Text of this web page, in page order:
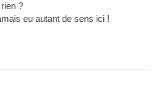
?
eu autant de sens ici !